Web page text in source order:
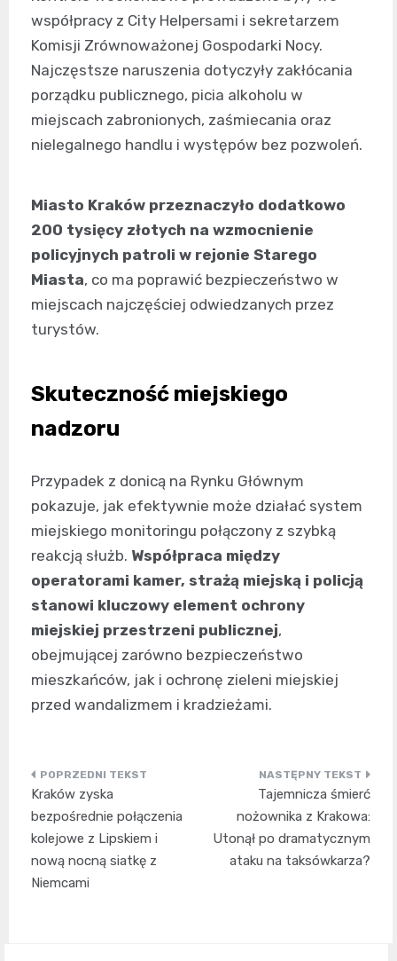
współpracy z City Helpersami i sekretarzem
Komisji Zrównoważonej Gospodarki Nocy.
Najczęstsze naruszenia dotyczyły zakłócania
porządku publicznego, picia alkoholu w
miejscach zabronionych, zaśmiecania oraz
nielegalnego handlu i występów bez pozwoleń.
Miasto Kraków przeznaczyło dodatkowo
200 tysięcy złotych na wzmocnienie
policyjnych patroli w rejonie Starego
Miasta, co ma poprawić bezpieczeństwo w
miejscach najczęściej odwiedzanych przez
turystów.
Skuteczność miejskiego
nadzoru
Przypadek z donicą na Rynku Głównym
pokazuje, jak efektywnie może działać system
miejskiego monitoringu połączony z szybką
reakcją służb. Współpraca między
operatorami kamer, strażą miejską i policją
stanowi kluczowy element ochrony
miejskiej przestrzeni publicznej,
obejmującej zarówno bezpieczeństwo
mieszkańców, jak i ochronę zieleni miejskiej
przed wandalizmem i kradzieżami.
Nawigacja
wpisu
Kraków zyska
bezpośrednie połączenia
kolejowe z Lipskiem i
nową nocną siatkę z
Niemcami
Tajemnicza śmierć
nożownika z Krakowa:
Utonął po dramatycznym
ataku na taksówkarza?